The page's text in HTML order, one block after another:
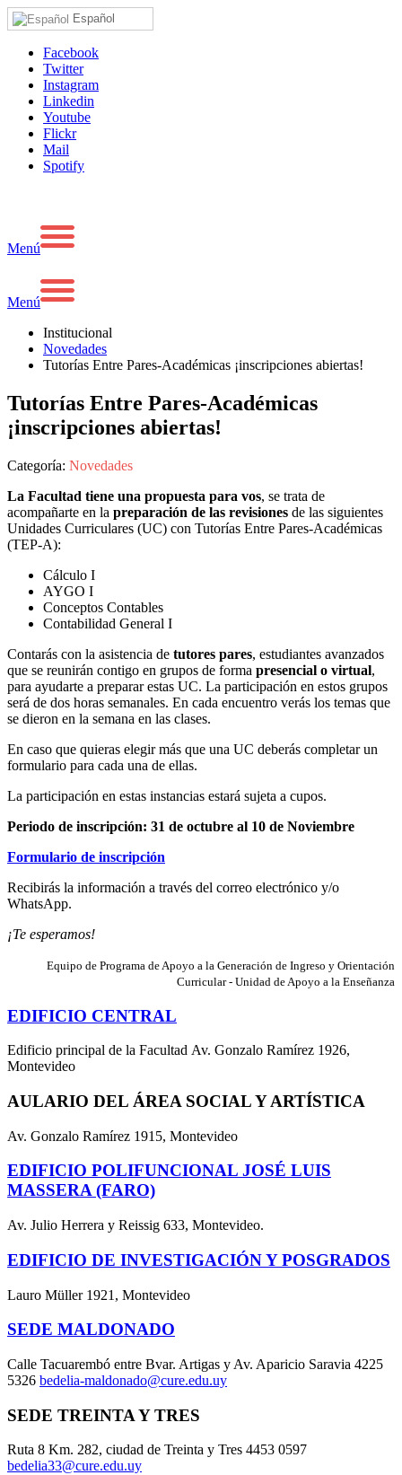
Español
Facebook
Twitter
Instagram
Linkedin
Youtube
Flickr
Mail
Spotify
Menú
Menú
Institucional
Novedades
Tutorías Entre Pares-Académicas ¡inscripciones abiertas!
Tutorías Entre Pares-Académicas
¡inscripciones abiertas!
Categoría: Novedades
La Facultad tiene una propuesta para vos, se trata de
acompañarte en la preparación de las revisiones de las siguientes
Unidades Curriculares (UC) con Tutorías Entre Pares-Académicas
(TEP-A):
Cálculo I
AYGO I
Conceptos Contables
Contabilidad General I
Contarás con la asistencia de tutores pares, estudiantes avanzados
que se reunirán contigo en grupos de forma presencial o virtual,
para ayudarte a preparar estas UC. La participación en estos grupos
será de dos horas semanales. En cada encuentro verás los temas que
se dieron en la semana en las clases.
En caso que quieras elegir más que una UC deberás completar un
formulario para cada una de ellas.
La participación en estas instancias estará sujeta a cupos.
Periodo de inscripción: 31 de octubre al 10 de Noviembre
Formulario de inscripción
Recibirás la información a través del correo electrónico y/o
WhatsApp.
¡Te esperamos!
Equipo de Programa de Apoyo a la Generación de Ingreso y Orientación
Curricular - Unidad de Apoyo a la Enseñanza
EDIFICIO CENTRAL
Edificio principal de la Facultad Av. Gonzalo Ramírez 1926,
Montevideo
AULARIO DEL ÁREA SOCIAL Y ARTÍSTICA
Av. Gonzalo Ramírez 1915, Montevideo
EDIFICIO POLIFUNCIONAL JOSÉ LUIS
MASSERA (FARO)
Av. Julio Herrera y Reissig 633, Montevideo.
EDIFICIO DE INVESTIGACIÓN Y POSGRADOS
Lauro Müller 1921, Montevideo
SEDE MALDONADO
Calle Tacuarembó entre Bvar. Artigas y Av. Aparicio Saravia 4225
5326 bedelia-maldonado@cure.edu.uy
SEDE TREINTA Y TRES
Ruta 8 Km. 282, ciudad de Treinta y Tres 4453 0597
bedelia33@cure.edu.uy